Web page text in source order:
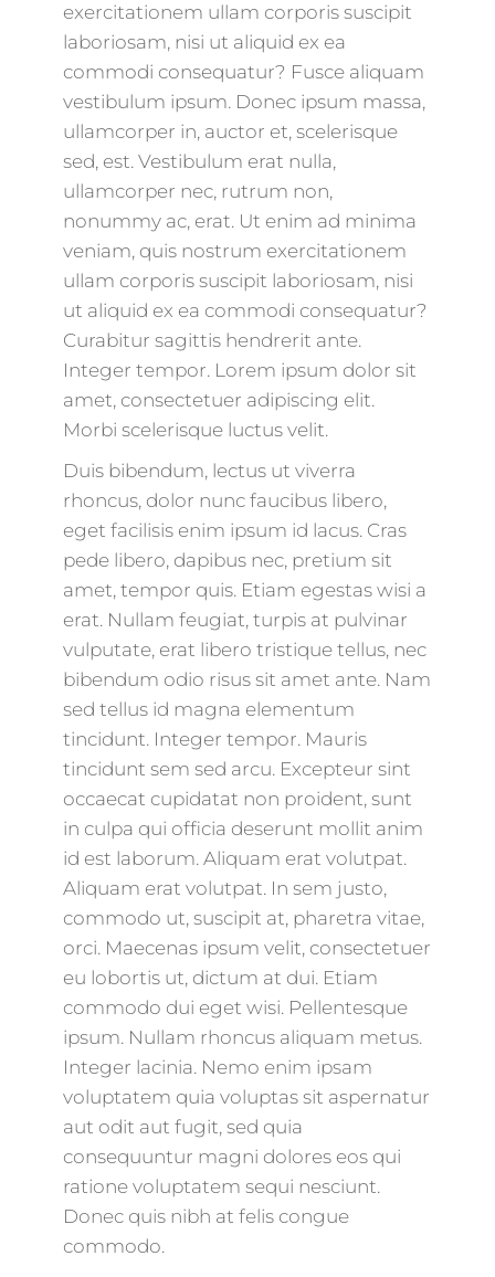
exercitationem ullam corporis suscipit
laboriosam, nisi ut aliquid ex ea
commodi consequatur? Fusce aliquam
vestibulum ipsum. Donec ipsum massa,
ullamcorper in, auctor et, scelerisque
sed, est. Vestibulum erat nulla,
ullamcorper nec, rutrum non,
nonummy ac, erat. Ut enim ad minima
veniam, quis nostrum exercitationem
ullam corporis suscipit laboriosam, nisi
ut aliquid ex ea commodi consequatur?
Curabitur sagittis hendrerit ante.
Integer tempor. Lorem ipsum dolor sit
amet, consectetuer adipiscing elit.
Morbi scelerisque luctus velit.
Duis bibendum, lectus ut viverra
rhoncus, dolor nunc faucibus libero,
eget facilisis enim ipsum id lacus. Cras
pede libero, dapibus nec, pretium sit
amet, tempor quis. Etiam egestas wisi a
erat. Nullam feugiat, turpis at pulvinar
vulputate, erat libero tristique tellus, nec
bibendum odio risus sit amet ante. Nam
sed tellus id magna elementum
tincidunt. Integer tempor. Mauris
tincidunt sem sed arcu. Excepteur sint
occaecat cupidatat non proident, sunt
in culpa qui officia deserunt mollit anim
id est laborum. Aliquam erat volutpat.
Aliquam erat volutpat. In sem justo,
commodo ut, suscipit at, pharetra vitae,
orci. Maecenas ipsum velit, consectetuer
eu lobortis ut, dictum at dui. Etiam
commodo dui eget wisi. Pellentesque
ipsum. Nullam rhoncus aliquam metus.
Integer lacinia. Nemo enim ipsam
voluptatem quia voluptas sit aspernatur
aut odit aut fugit, sed quia
consequuntur magni dolores eos qui
ratione voluptatem sequi nesciunt.
Donec quis nibh at felis congue
commodo.